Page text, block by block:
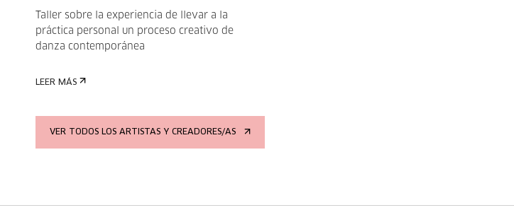
Taller sobre la experiencia de llevar a la
práctica personal un proceso creativo de
danza contemporánea
LEER MÁS
VER TODOS LOS ARTISTAS Y CREADORES/AS